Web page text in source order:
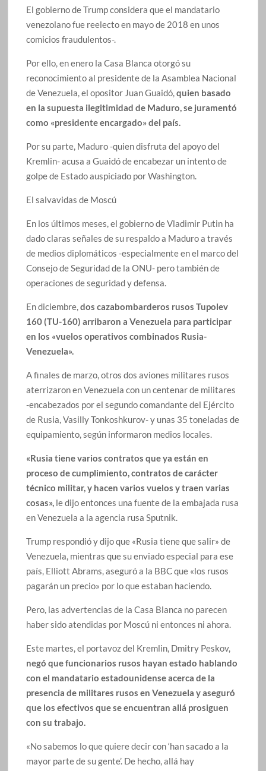
El gobierno de Trump considera que el mandatario
venezolano fue reelecto en mayo de 2018 en unos
comicios fraudulentos-.
Por ello, en enero la Casa Blanca otorgó su
reconocimiento al presidente de la Asamblea Nacional
de Venezuela, el opositor Juan Guaidó,quien basado
en la supuesta ilegitimidad de Maduro, se juramentó
como «presidente encargado» del país.
Por su parte, Maduro -quien disfruta del apoyo del
Kremlin- acusa a Guaidó de encabezar un intento de
golpe de Estado auspiciado por Washington.
El salvavidas de Moscú
En los últimos meses, el gobierno de Vladimir Putin ha
dado claras señales de su respaldo a Maduro a través
de medios diplomáticos -especialmente en el marco del
Consejo de Seguridad de la ONU- pero también de
operaciones de seguridad y defensa.
En diciembre,dos cazabombarderos rusos Tupolev
160 (TU-160) arribaron a Venezuela para participar
en los «vuelos operativos combinados Rusia-
Venezuela».
A finales de marzo, otros dos aviones militares rusos
aterrizaron en Venezuela con un centenar de militares
-encabezados por el segundo comandante del Ejército
de Rusia, Vasilly Tonkoshkurov- y unas 35 toneladas de
equipamiento, según informaron medios locales.
«Rusia tiene varios contratos que ya están en
proceso de cumplimiento, contratos de carácter
técnico militar, y hacen varios vuelos y traen varias
cosas», le dijo entonces una fuente de la embajada rusa
en Venezuela a la agencia rusa Sputnik.
Trump respondió y dijo que «Rusia tiene que salir» de
Venezuela, mientras que su enviado especial para ese
país, Elliott Abrams, aseguró a la BBC que «los rusos
pagarán un precio» por lo que estaban haciendo.
Pero, las advertencias de la Casa Blanca no parecen
haber sido atendidas por Moscú ni entonces ni ahora.
Este martes, el portavoz del Kremlin, Dmitry Peskov,
negó que funcionarios rusos hayan estado hablando
con el mandatario estadounidense acerca de la
presencia de militares rusos en Venezuela y aseguró
que los efectivos que se encuentran allá prosiguen
con su trabajo.
«No sabemos lo que quiere decir con ‘han sacado a la
mayor parte de su gente’. De hecho, allá hay